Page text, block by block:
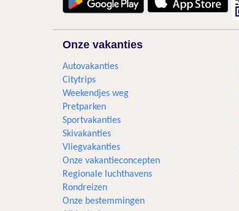
Onze vakanties
Autovakanties
Citytrips
Weekendjes weg
Pretparken
Sportvakanties
Skivakanties
Vliegvakanties
Onze vakantieconcepten
Regionale luchthavens
Rondreizen
Onze bestemmingen